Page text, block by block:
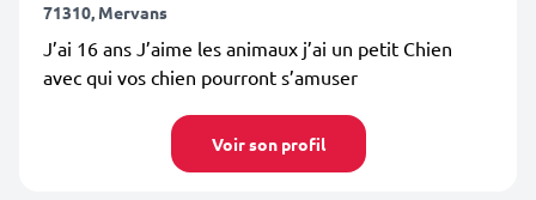
71310, Mervans
J’ai 16 ans J’aime les animaux j’ai un petit Chien
avec qui vos chien pourront s’amuser
Voir son profil